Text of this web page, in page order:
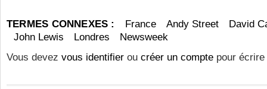
TERMES CONNEXES : France Andy Street
David
John Lewis
Londres
Newsweek
Vous devez vous identifier ou créer un compte pour